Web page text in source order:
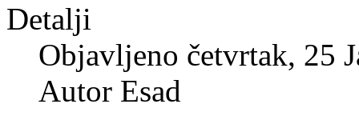
Detalji
Objavljeno četvrtak, 25
Autor Esad